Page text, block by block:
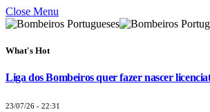
Close Menu
What's Hot
Liga dos Bombeiros quer fazer nascer
23/07/26 - 22:31